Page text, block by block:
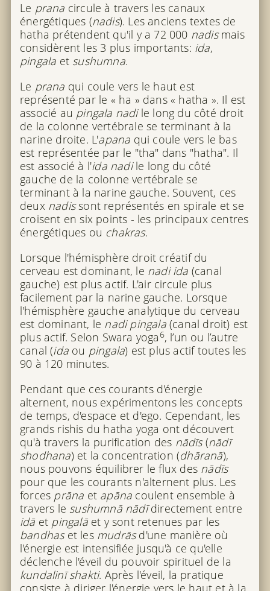
Le prana circule à travers les canaux
énergétiques (nadis). Les anciens textes de
hatha prétendent qu'il y a 72 000 nadismais
considèrent les 3 plus importants: ida,
pingala et sushumna.
Le prana qui coule vers le haut est
représenté par le « ha » dans « hatha ». Il est
associé au pingala nadile long du côté droit
de la colonne vertébrale se terminant à la
narine droite. L'apana qui coule vers le bas
est représentée par le "tha" dans "hatha". Il
est associé à l'ida nadile long du côté
gauche de la colonne vertébrale se
terminant à la narine gauche. Souvent, ces
deux nadissont représentés en spirale et se
croisent en six points - les principaux centres
énergétiques ou chakras.
Lorsque l'hémisphère droit créatif du
cerveau est dominant, le nadi ida (canal
gauche) est plus actif. L'air circule plus
facilement par la narine gauche. Lorsque
l'hémisphère gauche analytique du cerveau
est dominant, le nadi pingala(canal droit) est
plus actif. Selon Swara yoga 6, l’un ou l’autre
canal (idaou pingala) est plus actif toutes les
90 à 120 minutes.
Pendant que ces courants d'énergie
alternent, nous expérimentons les concepts
de temps, d'espace et d'ego. Cependant, les
grands rishis du hatha yoga ont découvert
qu'à travers la purification des nādīs(nādī
shodhana) et la concentration (dhāranā),
nous pouvons équilibrer le flux des nādīs
pour que les courants n'alternent plus. Les
forces prāna et apāna coulent ensemble à
travers le sushumnā nādīdirectement entre
idā et pingalāet y sont retenues par les
bandhaset les mudrāsd'une manière où
l'énergie est intensifiée jusqu'à ce qu'elle
déclenche l'éveil du pouvoir spirituel de la
kundalinī shakti. Après l'éveil, la pratique